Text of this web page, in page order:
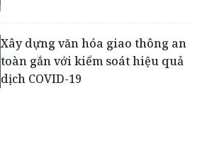
Xây dựng văn hóa giao thông an
toàn gắn với kiểm soát hiệu quả
dịch COVID-19